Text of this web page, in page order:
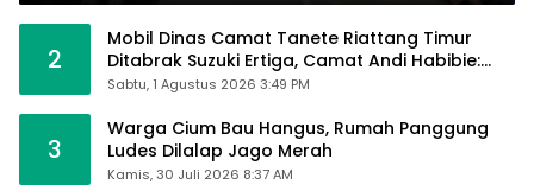
2
Mobil Dinas Camat Tanete Riattang Timur
Ditabrak Suzuki Ertiga, Camat Andi Habibie:
Alhamdulillah Saya Baik-Baik Saja
Sabtu, 1 Agustus 2026 3:49 PM
3
Warga Cium Bau Hangus, Rumah Panggung
Ludes Dilalap Jago Merah
Kamis, 30 Juli 2026 8:37 AM